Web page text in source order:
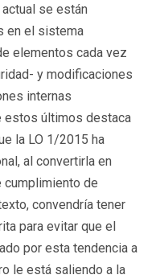
se están
en el sistema
elementos cada vez
y modificaciones
internas
estos últimos destaca
la LO 1/2015 ha
al convertirla en
cumplimiento de
convendría tener
para evitar que el
por esta tendencia a
le está saliendo a la